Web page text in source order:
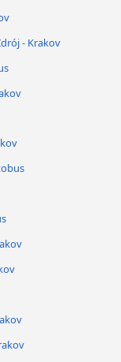
- Krakov